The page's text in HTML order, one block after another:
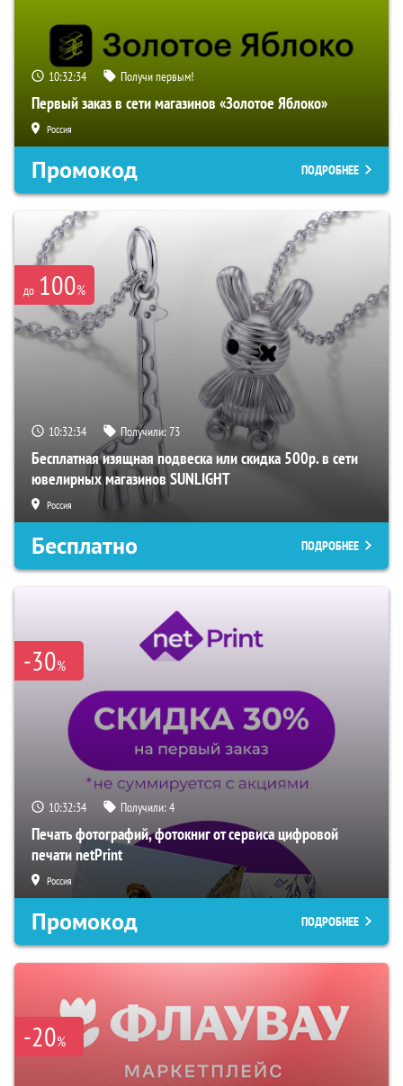
10:32:33 Получи первым!
Первый заказ в сети магазинов «Золотое Яблоко»
Россия
Промокод ПОДРОБНЕЕ
до 100%
10:32:33 Получили:73
Бесплатная изящная подвеска или скидка 500р. в сети
ювелирных магазинов SUNLIGHT
Россия
Бесплатно ПОДРОБНЕЕ
-30%
10:32:33 Получили:4
Печать фотографий, фотокниг от сервиса цифровой
печати netPrint
Россия
Промокод ПОДРОБНЕЕ
-20%